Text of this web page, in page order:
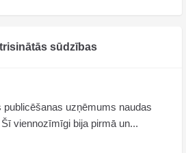
sūdzības
publicēšanas uzņēmums naudas
viennozīmīgi bija pirmā un...